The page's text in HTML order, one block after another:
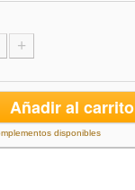
+
Añadir al carrito
disponibles